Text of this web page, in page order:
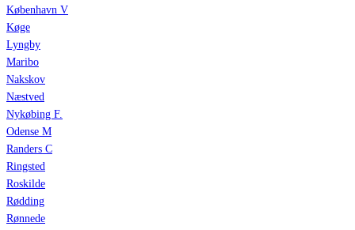
København V
Køge
Lyngby
Maribo
Nakskov
Næstved
Nykøbing F.
Odense M
Randers C
Ringsted
Roskilde
Rødding
Rønnede